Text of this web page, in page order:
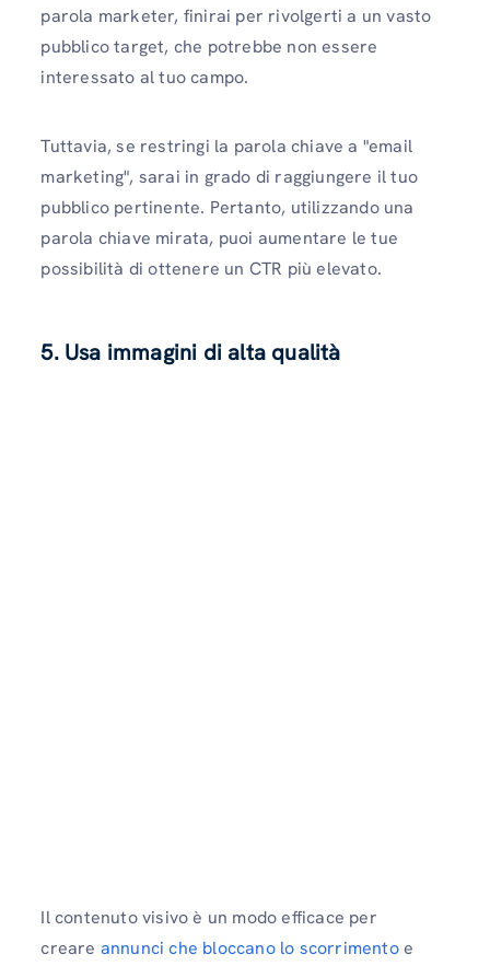
parola marketer, finirai per rivolgerti a un vasto
pubblico target, che potrebbe non essere
interessato al tuo campo.
Tuttavia, se restringi la parola chiave a "email
marketing", sarai in grado di raggiungere il tuo
pubblico pertinente. Pertanto, utilizzando una
parola chiave mirata, puoi aumentare le tue
possibilità di ottenere un CTR più elevato.
5. Usa immagini di alta qualità
Il contenuto visivo è un modo efficace per
creare annunci che bloccano lo scorrimentoe